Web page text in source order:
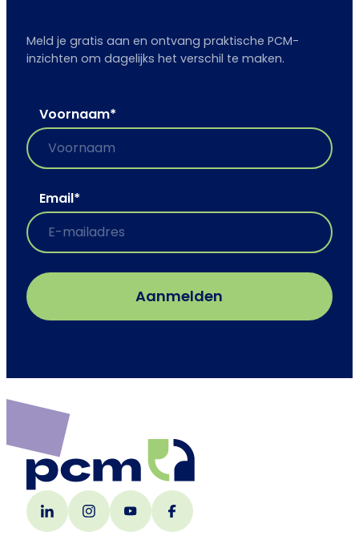
Meld je gratis aan en ontvang praktische PCM-
inzichten om dagelijks het verschil te maken.
Voornaam*
Email*